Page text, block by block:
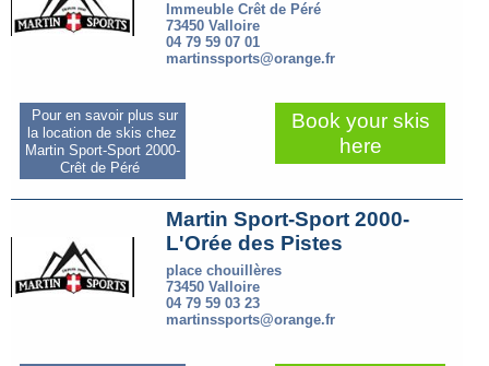
Immeuble Crêt de Péré
73450 Valloire
04 79 59 07 01
martinssports@orange.fr
Pour en savoir plus sur
la location de skis chez
Martin Sport-Sport 2000-
Crêt de Péré
Book your skis
here
Martin Sport-Sport 2000-
L'Orée des Pistes
place chouillères
73450 Valloire
04 79 59 03 23
martinssports@orange.fr